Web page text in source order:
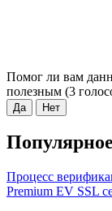
Помог ли вам
полезным (3
Да Нет
Популярное
Процесс
Premium EV SSL